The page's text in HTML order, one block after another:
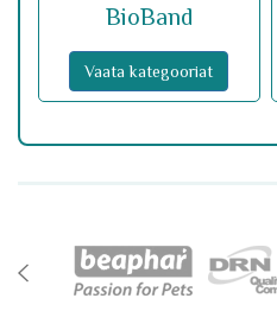
BioBand
Vaata kategooriat